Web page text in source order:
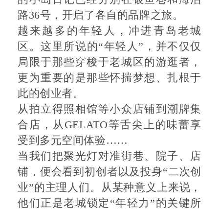
路36号，开启了各自的品牌之旅。
越来越多的年轻人，冲进青岛老城
区。这里所说的“年轻人”，并不仅仅
局限于那些穿梭于老城区的游逛者，
更为重要的是那些怀揣梦想、扎根于
此的创业者。
从拍立得照相馆等小众店铺到潮牌集
合店，从GELATO等舌尖上的味蕾享
受到多元空间体验……
当我们把聚光灯对准街巷、院子、店
铺，便会看到初创者以及投身“二次创
业”的主理人们。从某种意义上来说，
他们正是老城锁定“年轻力”的关键所